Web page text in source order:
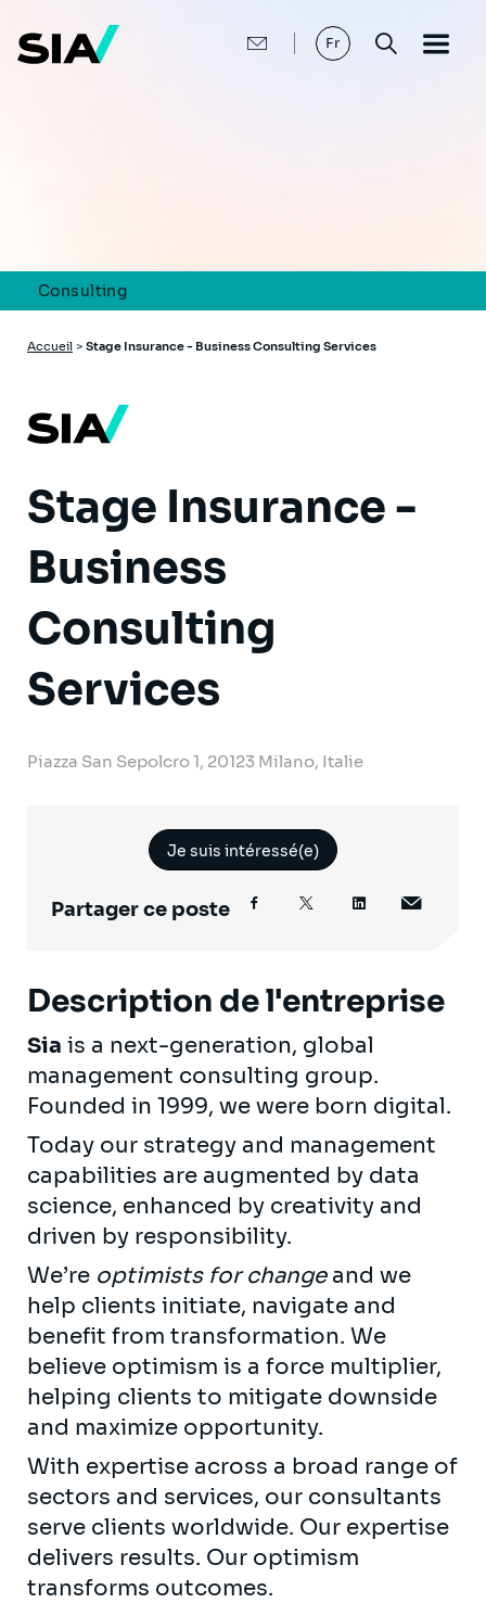
contenu
principal
Fr
Consulting
Fil
Accueil > Stage Insurance - Business Consulting Services
Stage Insurance -
Business
Consulting
Services
Piazza San Sepolcro 1, 20123 Milano, Italie
Je suis intéressé(e)
Partager ce poste
Description de l'entreprise
Sia is a next-generation, global
management consulting group.
Founded in 1999, we were born digital.
Today our strategy and management
capabilities are augmented by data
science, enhanced by creativity and
driven by responsibility.
We’re optimists for change and we
help clients initiate, navigate and
benefit from transformation. We
believe optimism is a force multiplier,
helping clients to mitigate downside
and maximize opportunity.
With expertise across a broad range of
sectors and services, our consultants
serve clients worldwide. Our expertise
delivers results. Our optimism
transforms outcomes.